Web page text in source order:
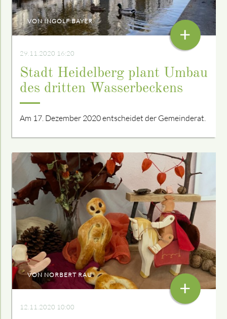
VON INGOLF BAYER
29.11.2020 16:20
Stadt Heidelberg plant Umbau
des dritten Wasserbeckens
Am 17. Dezember 2020 entscheidet der Gemeinderat.
+
VON NORBERT RAU
12.11.2020 10:00
+